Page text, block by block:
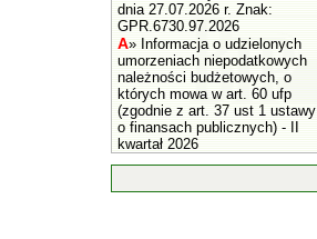
dnia 27.07.2026 r. Znak:
GPR.6730.97.2026
A» Informacja o udzielonych
umorzeniach niepodatkowych
należności budżetowych, o
których mowa w art. 60 ufp
(zgodnie z art. 37 ust 1 ustawy
o finansach publicznych) - II
kwartał 2026